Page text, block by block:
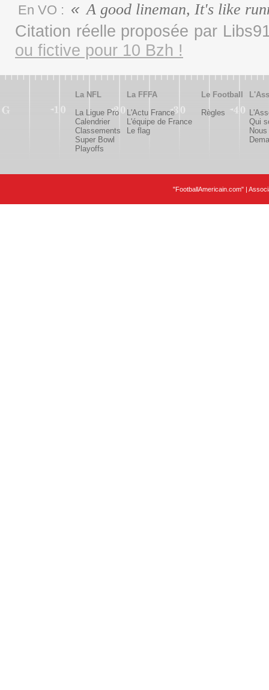
En VO : A good lineman, It's like
Citation réelle proposée par
ou fictive pour 10 Bzh !
La NFL
La Ligue Pro
Calendrier
Classements
Super Bowl
Playoffs
La FFFA
L'Actu France
L'équipe de France
Le flag
Le Football
Règles
Qui
"FootballAmericain.com" |